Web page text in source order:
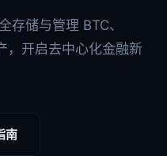
存储与管理 BTC、
，开启去中心化金融新
南